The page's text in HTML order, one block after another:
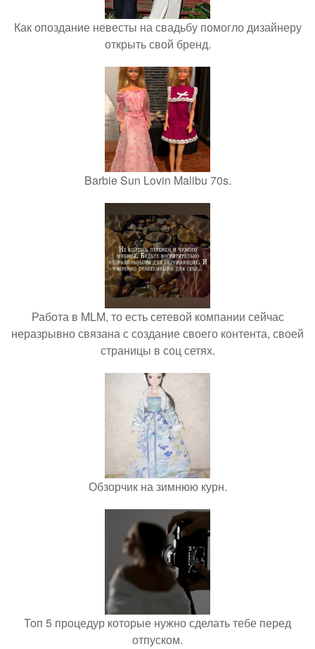
Как опоздание невесты на свадьбу помогло дизайнеру
открыть свой бренд.
Barbie Sun Lovin Malibu 70s.
Работа в MLM, то есть сетевой компании сейчас
неразрывно связана с создание своего контента, своей
страницы в соц сетях.
Обзорчик на зимнюю курн.
Топ 5 процедур которые нужно сделать тебе перед
отпуском.